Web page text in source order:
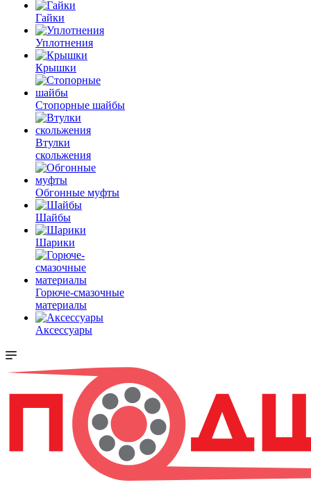
Гайки
Уплотнения
Крышки
Стопорные шайбы
Втулки
скольжения
Обгонные муфты
Шайбы
Шарики
Горюче-смазочные
материалы
Аксессуары